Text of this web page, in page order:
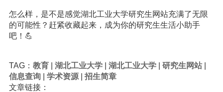
怎么样，是不是感觉湖北工业大学研究生网站充满了无限
的可能性？赶紧收藏起来，成为你的研究生生活小助手
吧！💪
TAG： 教育| 湖北工业大学| 湖北工业大学| 研究生网站|
信息查询
学术资源| 招生简章
文章链接：